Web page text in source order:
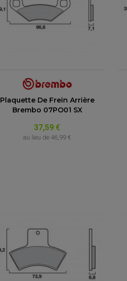
Plaquette De Frein Arrière
Brembo 07PO01 SX
37,59 €
au lieu de 46,99 €